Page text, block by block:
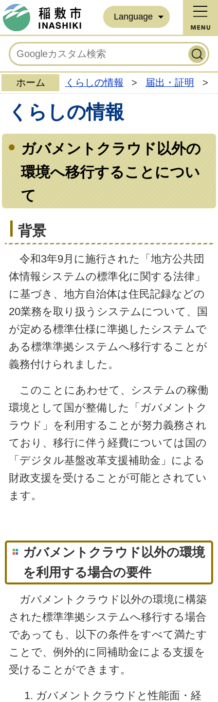
Language
ホーム くらしの情報 > 届出・証明 >
くらしの情報
ガバメントクラウド以外の
環境へ移行することについ
て
背景
令和3年9月に施行された「地方公共団
体情報システムの標準化に関する法律」
に基づき、地方自治体は住民記録などの
20業務を取り扱うシステムについて、国
が定める標準仕様に準拠したシステムで
ある標準準拠システムへ移行することが
義務付けられました。
このことにあわせて、システムの稼働
環境として国が整備した「ガバメントク
ラウド」を利用することが努力義務され
ており、移行に伴う経費については国の
「デジタル基盤改革支援補助金」による
財政支援を受けることが可能とされてい
ます。
ガバメントクラウド以外の環境
を利用する場合の要件
ガバメントクラウド以外の環境に構築
された標準準拠システムへ移行する場合
であっても、以下の条件をすべて満たす
ことで、例外的に同補助金による支援を
受けることができます。
ガバメントクラウドと性能面・経